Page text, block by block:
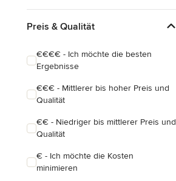
Preis & Qualität
€€€€ - Ich möchte die besten
Ergebnisse
€€€ - Mittlerer bis hoher Preis und
Qualität
€€ - Niedriger bis mittlerer Preis und
Qualität
€ - Ich möchte die Kosten
minimieren